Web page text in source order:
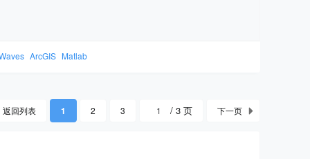
ArcGIS Matlab
1 2 3 / 3 页 下一页
返回列表